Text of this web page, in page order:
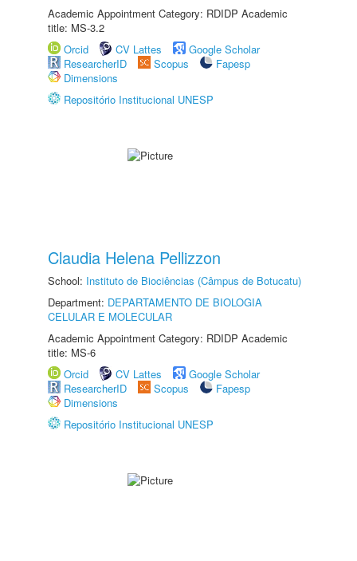
Academic Appointment Category: RDIDP Academic
title: MS-3.2
Orcid
CV Lattes
Google Scholar
ResearcherID
Scopus
Fapesp
Dimensions
Repositório Institucional UNESP
Claudia Helena Pellizzon
School: Instituto de Biociências (Câmpus de Botucatu)
Department: DEPARTAMENTO DE BIOLOGIA
CELULAR E MOLECULAR
Academic Appointment Category: RDIDP Academic
title: MS-6
Orcid
CV Lattes
Google Scholar
ResearcherID
Scopus
Fapesp
Dimensions
Repositório Institucional UNESP